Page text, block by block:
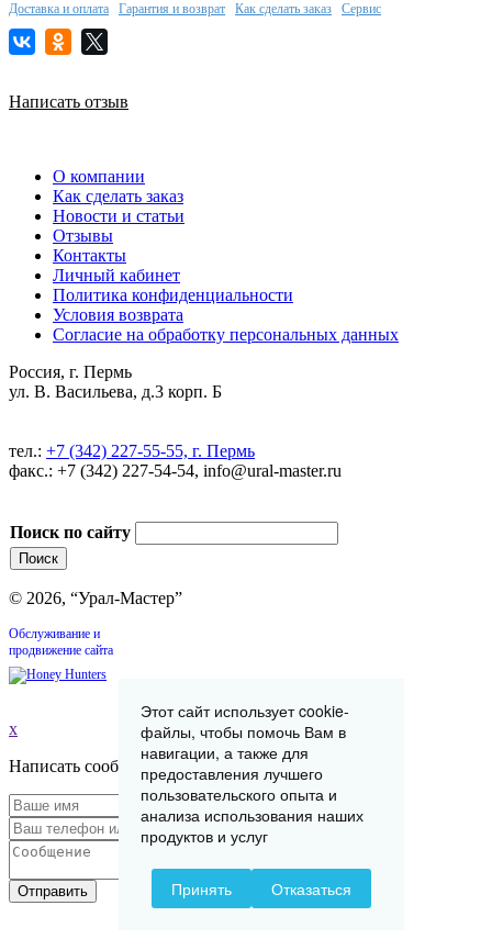
Доставка и оплата Гарантия и возврат Как сделать заказ Сервис
Написать отзыв
О компании
Как сделать заказ
Новости и статьи
Отзывы
Контакты
Личный кабинет
Политика конфиденциальности
Условия возврата
Согласие на обработку персональных данных
Россия, г. Пермь
ул. В. Васильева, д.3 корп. Б
тел.: +7 (342) 227-55-55, г. Пермь
факс.: +7 (342) 227-54-54, info@ural-master.ru
Поиск по сайту
© 2026, “Урал-Мастер”
Обслуживание и
продвижение сайта
x
Написать сообщение
Отправить
Этот сайт использует cookie-
файлы, чтобы помочь Вам в
навигации, а также для
предоставления лучшего
пользовательского опыта и
анализа использования наших
продуктов и услуг
Принять Отказаться